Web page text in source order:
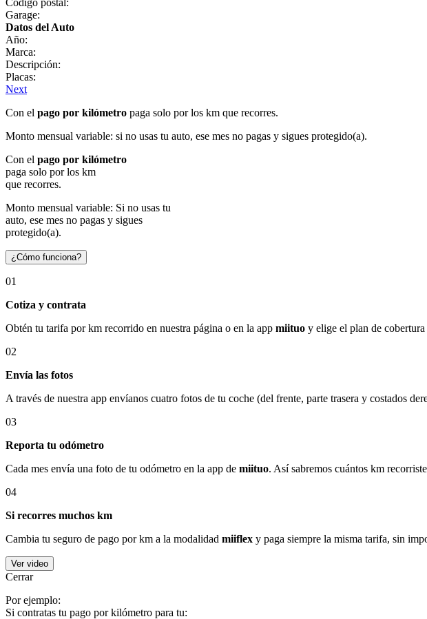
Garage:
Datos del Auto
Año:
Marca:
Descripción:
Placas:
Next
Con el pago por kilómetro paga solo por los km que recorres.
Monto mensual variable: si no usas tu auto, ese mes no pagas y sigues protegido(a).
Con el pago por kilómetro
paga solo por los km
que recorres.
Monto mensual variable: Si no usas tu
auto, ese mes no pagas y sigues
protegido(a).
¿Cómo funciona?
01
Cotiza y contrata
Obtén tu tarifa por km recorrido en nuestra página o en la app miituo y elige el plan de
02
Envía las fotos
A través de nuestra app envíanos cuatro fotos de tu coche (del frente, parte trasera y costados
03
Reporta tu odómetro
Cada mes envía una foto de tu odómetro en la app de miituo. Así sabremos cuántos km
04
Si recorres muchos km
Cambia tu seguro de pago por km a la modalidad miiflex y paga siempre la misma tarifa, sin
Ver video
Cerrar
Por ejemplo:
Si contratas tu pago por kilómetro para tu: